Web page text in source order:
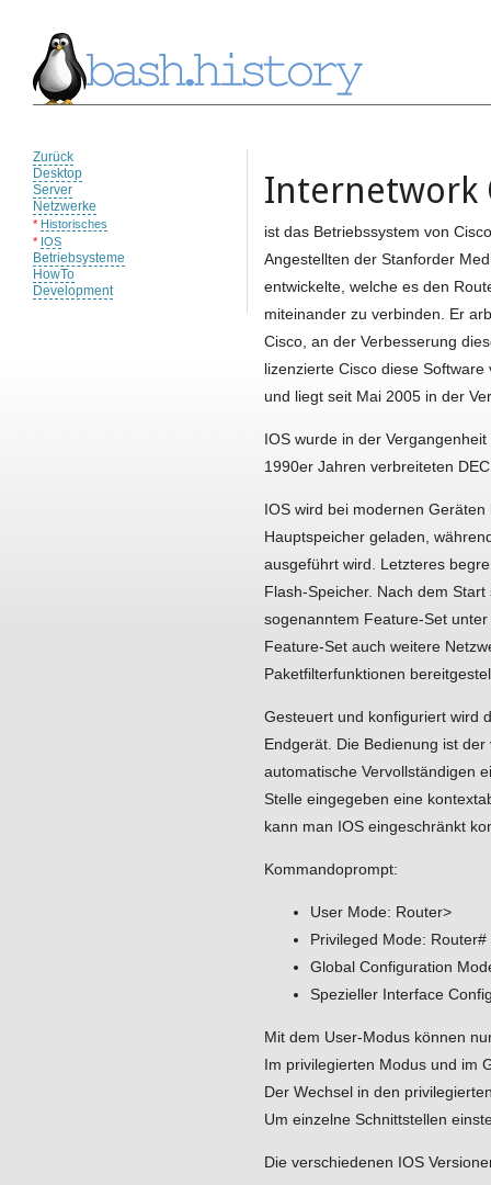
Zurück
Desktop
Server
Netzwerke
* Historisches
* IOS
Betriebsysteme
HowTo
Development
Internetwork
ist das Betriebssystem von
Angestellten der Stanforder
entwickelte, welche es den
miteinander zu verbinden. Er
Cisco, an der Verbesserung
lizenzierte Cisco diese
und liegt seit Mai 2005 in der
IOS wurde in der
1990er Jahren verbreiteten
IOS wird bei modernen
Hauptspeicher geladen,
ausgeführt wird. Letzteres
Flash-Speicher. Nach dem
sogenanntem Feature-Set
Feature-Set auch weitere
Paketfilterfunktionen
Gesteuert und konfiguriert wird
Endgerät. Die Bedienung ist
automatische Vervollständigen
Stelle eingegeben eine
kann man IOS eingeschränkt
Kommandoprompt:
User Mode: Router>
Privileged Mode: Router#
Global Configuration
Spezieller Interface
Mit dem User-Modus können
Im privilegierten Modus und im
Der Wechsel in den
Um einzelne Schnittstellen
Die verschiedenen IOS